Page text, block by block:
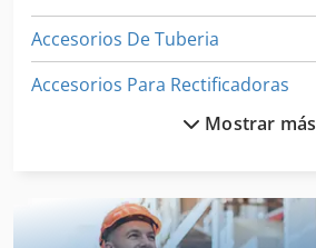
Accesorios De Tuberia
Accesorios Para Rectificadoras
Accesorios Recambios
Carpeta De
Mostrar más